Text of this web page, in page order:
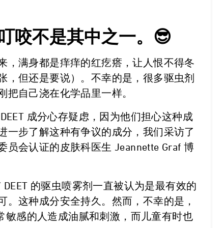
咬不是其中之一。😎
，满身都是痒痒的红疙瘩，让人恨不得冬
，但还是要说）。不幸的是，很多驱虫剂
把自己浇在化学品里一样。
成分心存疑虑，因为他们担心这种成
一步了解这种有争议的成分，我们采访了
员会认证的皮肤科医生 Jeannette Graf 博
的驱虫喷雾剂一直被认为是最有效的
这种成分安全持久。然而，不幸的是，
敏感的人造成油腻和刺激，而儿童有时也